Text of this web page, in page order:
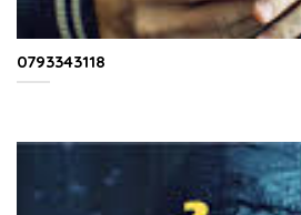
0793343118